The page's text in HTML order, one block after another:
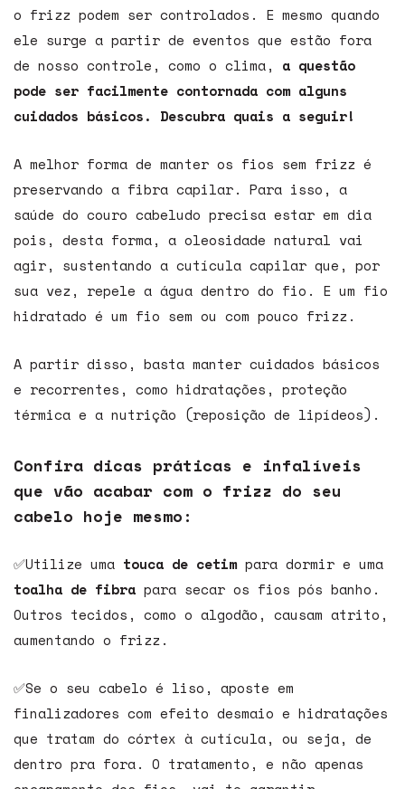
o frizz podem ser controlados. E mesmo quando
ele surge a partir de eventos que estão fora
de nosso controle, como o clima, a questão
pode ser facilmente contornada com alguns
cuidados básicos. Descubra quais a seguir!
A melhor forma de manter os fios sem frizz é
preservando a fibra capilar. Para isso, a
saúde do couro cabeludo precisa estar em dia
pois, desta forma, a oleosidade natural vai
agir, sustentando a cutícula capilar que, por
sua vez, repele a água dentro do fio. E um fio
hidratado é um fio sem ou com pouco frizz.
A partir disso, basta manter cuidados básicos
e recorrentes, como hidratações, proteção
térmica e a nutrição (reposição de lipídeos).
Confira dicas práticas e infalíveis
que vão acabar com o frizz do seu
cabelo hoje mesmo:
✅Utilize uma touca de cetimpara dormir e uma
toalha de fibra para secar os fios pós banho.
Outros tecidos, como o algodão, causam atrito,
aumentando o frizz.
✅Se o seu cabelo é liso, aposte em
finalizadores com efeito desmaio e hidratações
que tratam do córtex à cutícula, ou seja, de
dentro pra fora. O tratamento, e não apenas